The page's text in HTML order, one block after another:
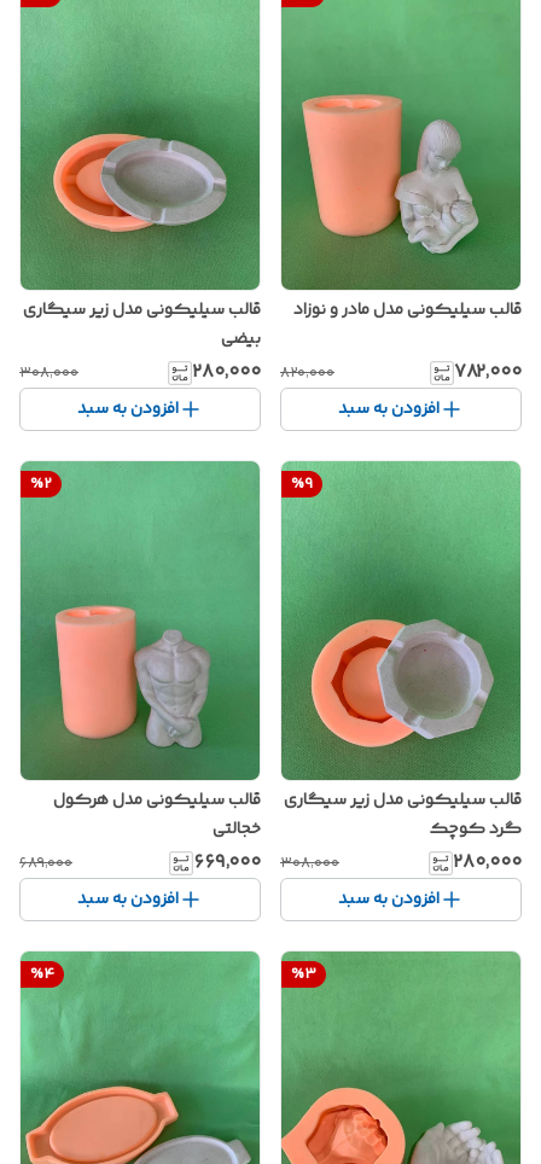
قالب سیلیکونی مدل مادر و نوزاد
۷۸۲٬۰۰۰ ۸۲۰٬۰۰۰
افزودن به سبد
قالب سیلیکونی مدل زیر سیگاری
بیضی
۲۸۰٬۰۰۰ ۳۰۸٬۰۰۰
افزودن به سبد
%9
قالب سیلیکونی مدل زیر سیگاری
گرد کوچک
۲۸۰٬۰۰۰ ۳۰۸٬۰۰۰
افزودن به سبد
%2
قالب سیلیکونی مدل هرکول
خجالتی
۶۶۹٬۰۰۰ ۶۸۹٬۰۰۰
افزودن به سبد
%3
%4